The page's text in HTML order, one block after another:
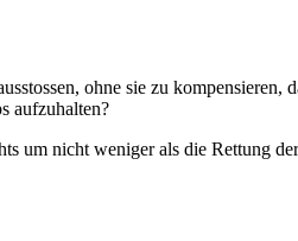
ohne sie zu kompensieren,
aufzuhalten?
um nicht weniger als die Rettung